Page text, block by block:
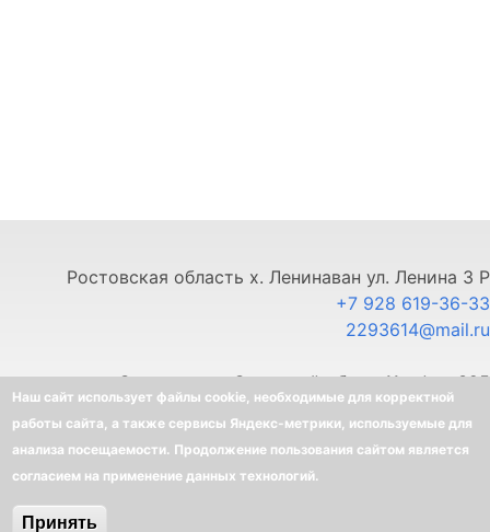
Ростовская область х. Ленинаван ул. Ленина 3 Р
+7 928 619-36-33
2293614@mail.ru
г. Ставрополь, Северный обход 11, офис 325
+7 903 445-80-33
©BELLOTA - Интернет-магазин
Создание интернет-магазина
Наш сайт использует файлы cookie, необходимые для корректной
работы сайта, а также сервисы Яндекс-метрики, используемые для
анализа посещаемости. Продолжение пользования сайтом является
согласием на применение данных технологий.
Принять